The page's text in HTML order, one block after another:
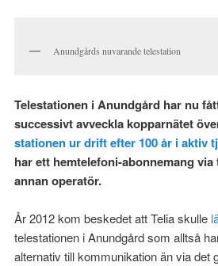
Anundgårds nuvarande telestation
Telestationen i Anundgård har nu
successivt avveckla kopparnätet
stationen ur drift efter 100 år i aktiv
har ett hemtelefoni-abonnemang
annan operatör.
År 2012 kom beskedet att Telia skulle
telestationen i Anundgård som alltså
alternativ till kommunikation än via det